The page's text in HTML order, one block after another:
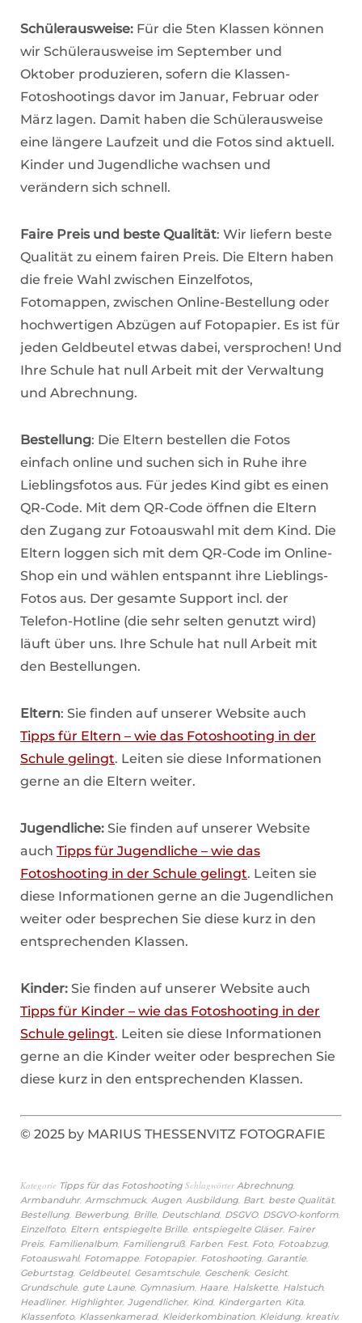
Schülerausweise: Für die 5ten Klassen können
wir Schülerausweise im September und
Oktober produzieren, sofern die Klassen-
Fotoshootings davor im Januar, Februar oder
März lagen. Damit haben die Schülerausweise
eine längere Laufzeit und die Fotos sind aktuell.
Kinder und Jugendliche wachsen und
verändern sich schnell.
Faire Preis und beste Qualität: Wir liefern beste
Qualität zu einem fairen Preis. Die Eltern haben
die freie Wahl zwischen Einzelfotos,
Fotomappen, zwischen Online-Bestellung oder
hochwertigen Abzügen auf Fotopapier. Es ist für
jeden Geldbeutel etwas dabei, versprochen! Und
Ihre Schule hat null Arbeit mit der Verwaltung
und Abrechnung.
Bestellung: Die Eltern bestellen die Fotos
einfach online und suchen sich in Ruhe ihre
Lieblingsfotos aus. Für jedes Kind gibt es einen
QR-Code. Mit dem QR-Code öffnen die Eltern
den Zugang zur Fotoauswahl mit dem Kind. Die
Eltern loggen sich mit dem QR-Code im Online-
Shop ein und wählen entspannt ihre Lieblings-
Fotos aus. Der gesamte Support incl. der
Telefon-Hotline (die sehr selten genutzt wird)
läuft über uns. Ihre Schule hat null Arbeit mit
den Bestellungen.
Eltern: Sie finden auf unserer Website auch
Tipps für Eltern – wie das Fotoshooting in der
Schule gelingt. Leiten sie diese Informationen
gerne an die Eltern weiter.
Jugendliche: Sie finden auf unserer Website
auch Tipps für Jugendliche – wie das
Fotoshooting in der Schule gelingt. Leiten sie
diese Informationen gerne an die Jugendlichen
weiter oder besprechen Sie diese kurz in den
entsprechenden Klassen.
Kinder: Sie finden auf unserer Website auch
Tipps für Kinder – wie das Fotoshooting in der
Schule gelingt. Leiten sie diese Informationen
gerne an die Kinder weiter oder besprechen Sie
diese kurz in den entsprechenden Klassen.
© 2025 by MARIUS THESSENVITZ FOTOGRAFIE
Kategorie Tipps für das Fotoshooting SchlagwörterAbrechnung,
Armbanduhr, Armschmuck, Augen, Ausbildung, Bart, beste Qualität,
Bestellung, Bewerbung, Brille, Deutschland, DSGVO, DSGVO-konform,
Einzelfoto, Eltern, entspiegelte Brille, entspiegelte Gläser, Fairer
Preis, Familienalbum, Familiengruß, Farben, Fest, Foto, Fotoabzug,
Fotoauswahl, Fotomappe, Fotopapier, Fotoshooting, Garantie,
Geburtstag, Geldbeutel, Gesamtschule, Geschenk, Gesicht,
Grundschule, gute Laune, Gymnasium, Haare, Halskette, Halstuch,
Headliner, Highlighter, Jugendlicher, Kind, Kindergarten, Kita,
Klassenfoto, Klassenkamerad, Kleiderkombination, Kleidung, kreativ,